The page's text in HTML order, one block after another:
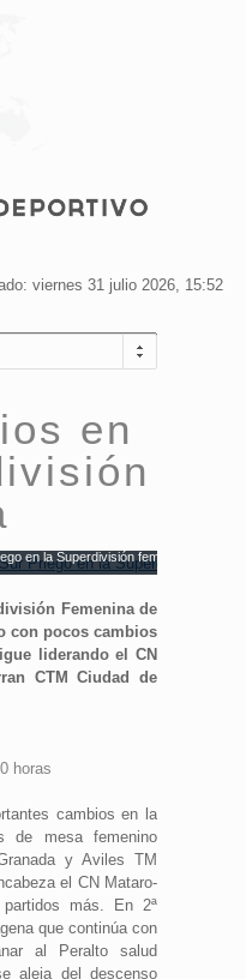
viernes 31 julio 2026, 15:52
en
en la Superdivisión femenina.
Femenina de
con pocos cambios
liderando el CN
CTM Ciudad de
horas
cambios en la
de mesa femenino
y Aviles TM
el CN Mataro-
más. En 2ª
que continúa con
al Peralto salud
aleja del descenso